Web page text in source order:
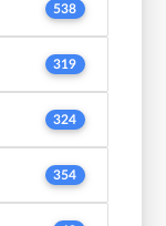
538
319
324
354